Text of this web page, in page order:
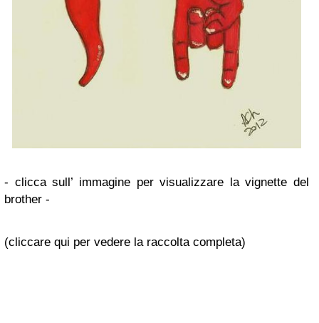
- clicca sull’ immagine per visualizzare la vignette del
brother -
(cliccare qui per vedere la raccolta completa)